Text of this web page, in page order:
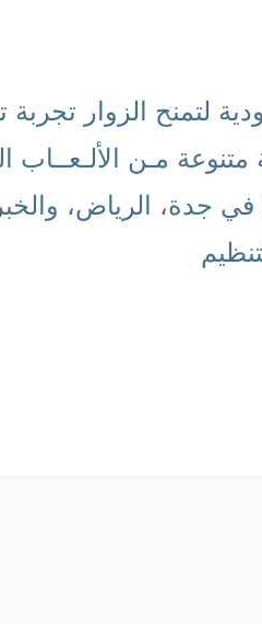
الزوار تجربة
مـن الألـعــاب
في جدة، الرياض،